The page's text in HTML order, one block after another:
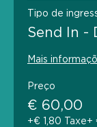
Tipo de
Send In -
Mais
Preço
€ 60,00
+€ 1,80 Taxe+